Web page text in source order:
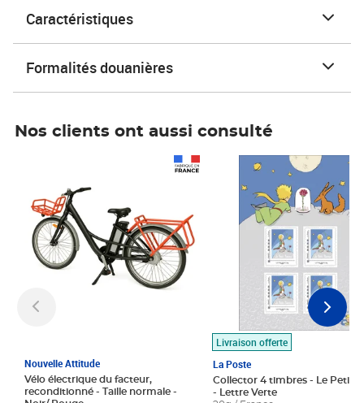
Caractéristiques
Formalités douanières
Nos clients ont aussi consulté
Nouvelle Attitude
Vélo électrique du facteur,
reconditionné - Taille normale -
Livraison offerte
La Poste
Collector 4 timbres - Le Petit
- Lettre Verte
Prix 7,50€